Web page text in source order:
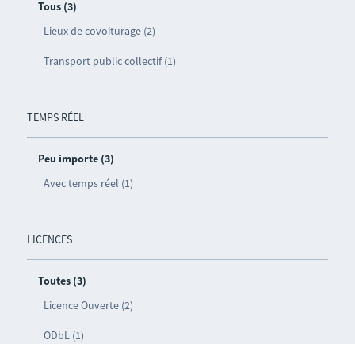
Tous (3)
Lieux de covoiturage (2)
Transport public collectif (1)
TEMPS RÉEL
Peu importe (3)
Avec temps réel (1)
LICENCES
Toutes (3)
Licence Ouverte (2)
ODbL (1)